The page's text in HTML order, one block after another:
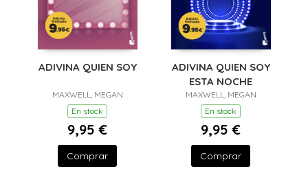
ADIVINA QUIEN SOY
MAXWELL, MEGAN
En stock
9,95 €
Comprar
ADIVINA QUIEN SOY
ESTA NOCHE
MAXWELL, MEGAN
En stock
9,95 €
Comprar